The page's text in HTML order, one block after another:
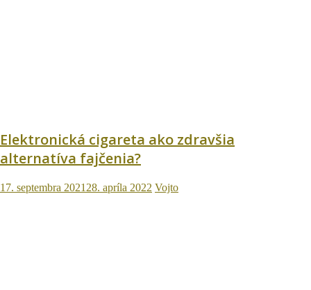
Elektronická cigareta ako zdravšia
alternatíva fajčenia?
17. septembra 2021 28. apríla 2022 Vojto